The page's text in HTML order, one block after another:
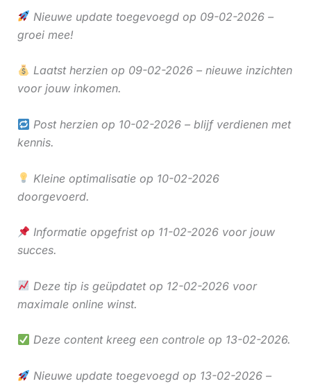
Nieuwe update toegevoegd op 09-02-2026 –
groei mee!
Laatst herzien op 09-02-2026 – nieuwe inzichten
voor jouw inkomen.
Post herzien op 10-02-2026 – blijf verdienen met
kennis.
Kleine optimalisatie op 10-02-2026
doorgevoerd.
Informatie opgefrist op 11-02-2026 voor jouw
succes.
Deze tip is geüpdatet op 12-02-2026 voor
maximale online winst.
Deze content kreeg een controle op 13-02-2026.
Nieuwe update toegevoegd op 13-02-2026 –